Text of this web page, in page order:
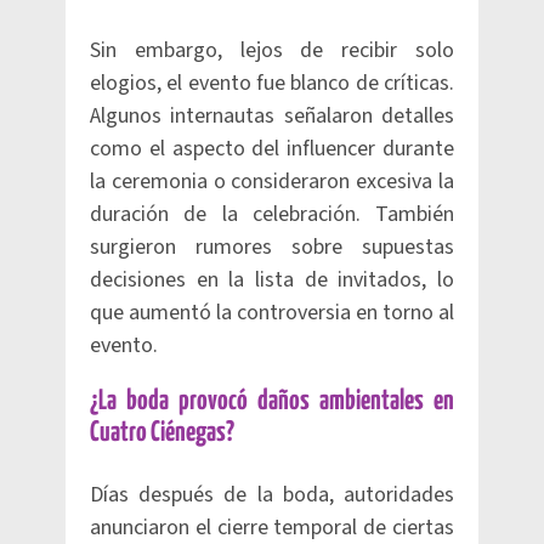
Sin embargo, lejos de recibir solo
elogios, el evento fue blanco de críticas.
Algunos internautas señalaron detalles
como el aspecto del influencer durante
la ceremonia o consideraron excesiva la
duración de la celebración. También
surgieron rumores sobre supuestas
decisiones en la lista de invitados, lo
que aumentó la controversia en torno al
evento.
¿La boda provocó daños ambientales en
Cuatro Ciénegas?
Días después de la boda, autoridades
anunciaron el cierre temporal de ciertas